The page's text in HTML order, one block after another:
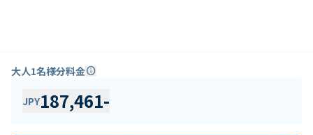
大人1名様分料金info
JPY187,461-